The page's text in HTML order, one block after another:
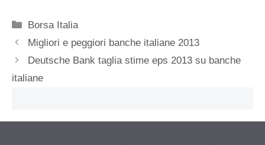
Categorie
Borsa Italia
Migliori e peggiori banche italiane 2013
Deutsche Bank taglia stime eps 2013 su banche
italiane